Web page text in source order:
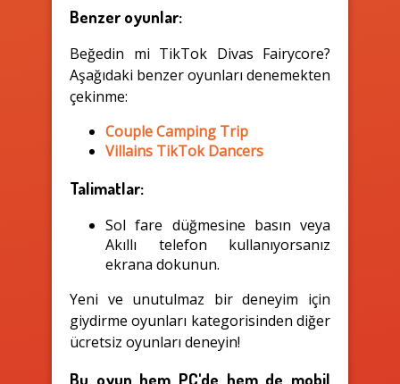
Benzer oyunlar:
Beğedin mi TikTok Divas Fairycore?
Aşağıdaki benzer oyunları denemekten
çekinme:
Couple Camping Trip
Villains TikTok Dancers
Talimatlar:
Sol fare düğmesine basın veya
Akıllı telefon kullanıyorsanız
ekrana dokunun.
Yeni ve unutulmaz bir deneyim için
giydirme oyunları kategorisinden diğer
ücretsiz oyunları deneyin!
Bu oyun hem PC'de hem de mobil